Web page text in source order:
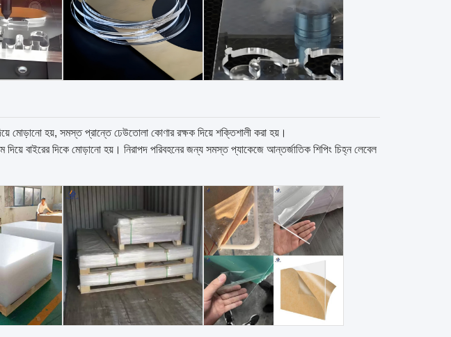
মোড়ানো হয়, সমস্ত প্রান্তে ঢেউতোলা কোণার রক্ষক দিয়ে শক্তিশালী করা হয়।
বাইরের দিকে মোড়ানো হয়। নিরাপদ পরিবহনের জন্য সমস্ত প্যাকেজে আন্তর্জাতিক শিপিং চিহ্ন লেবেল